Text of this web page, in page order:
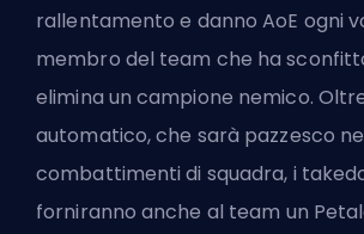
rallentamento e danno AoE ogni
membro del team che ha
elimina un campione nemico.
automatico, che sarà pazzesco
combattimenti di squadra, i
forniranno anche al team un